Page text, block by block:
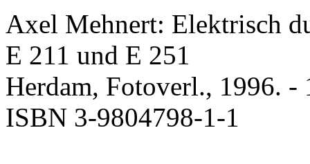
Axel Mehnert: Elektrisch
E 211 und E 251
Herdam, Fotoverl., 1996.
ISBN 3-9804798-1-1